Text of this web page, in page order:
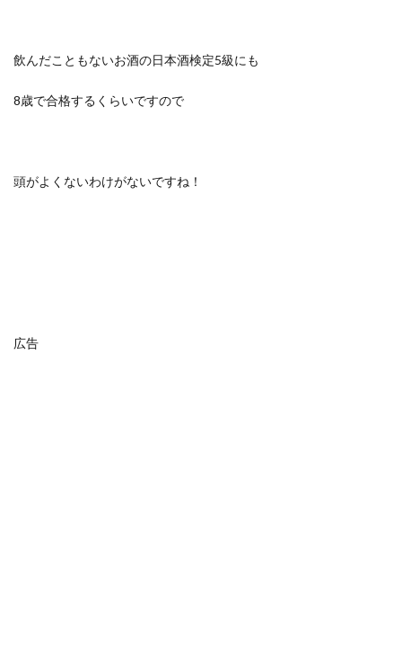
飲んだこともないお酒の日本酒検定5級にも
8歳で合格するくらいですので
頭がよくないわけがないですね！
広告